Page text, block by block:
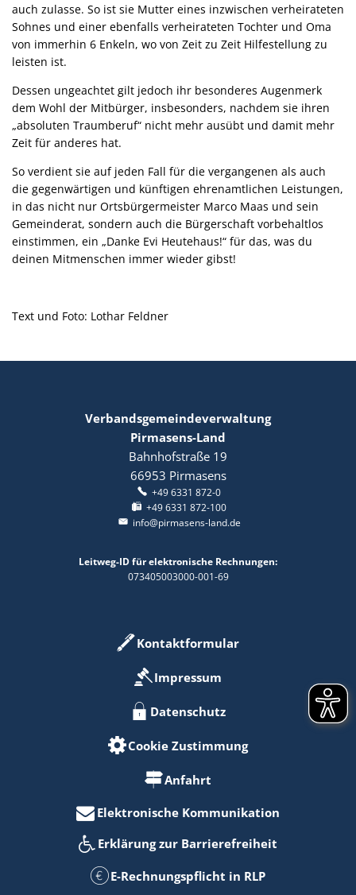
auch zulasse. So ist sie Mutter eines inzwischen verheirateten
Sohnes und einer ebenfalls verheirateten Tochter und Oma
von immerhin 6 Enkeln, wo von Zeit zu Zeit Hilfestellung zu
leisten ist.
Dessen ungeachtet gilt jedoch ihr besonderes Augenmerk
dem Wohl der Mitbürger, insbesonders, nachdem sie ihren
„absoluten Traumberuf“ nicht mehr ausübt und damit mehr
Zeit für anderes hat.
So verdient sie auf jeden Fall für die vergangenen als auch
die gegenwärtigen und künftigen ehrenamtlichen Leistungen,
in das nicht nur Ortsbürgermeister Marco Maas und sein
Gemeinderat, sondern auch die Bürgerschaft vorbehaltlos
einstimmen, ein „Danke Evi Heutehaus!“ für das, was du
deinen Mitmenschen immer wieder gibst!
Text und Foto: Lothar Feldner
Verbandsgemeindeverwaltung
Pirmasens-Land
Bahnhofstraße 19
66953 Pirmasens
+49 6331 872-0
+49 6331 872-100
info@pirmasens-land.de
Leitweg-ID für elektronische Rechnungen:
073405003000-001-69
Kontaktformular
Impressum
Datenschutz
Cookie Zustimmung
Anfahrt
Elektronische Kommunikation
Erklärung zur Barrierefreiheit
E-Rechnungspflicht in RLP